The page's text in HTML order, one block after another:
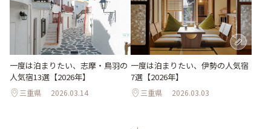
一度は泊まりたい、志摩・鳥羽の
人気宿13選【2026年】
三重県 2026.03.14
一度は泊まりたい、伊勢の人気宿
7選【2026年】
三重県 2026.03.03